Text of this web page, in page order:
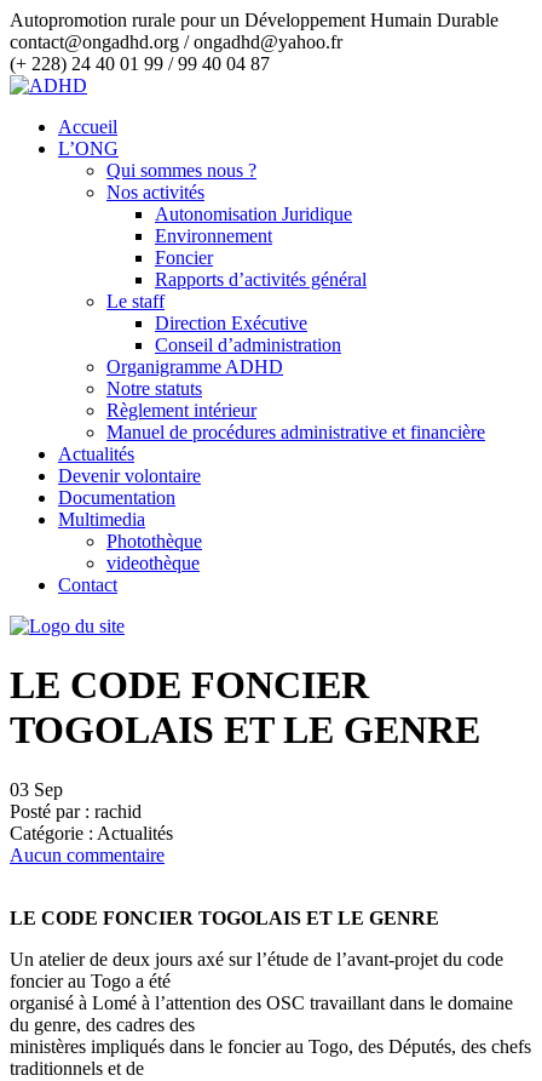
Autopromotion rurale pour un Développement Humain Durable
contact@ongadhd.org / ongadhd@yahoo.fr
(+ 228) 24 40 01 99 / 99 40 04 87
Accueil
L’ONG
Qui sommes nous ?
Nos activités
Autonomisation Juridique
Environnement
Foncier
Rapports d’activités général
Le staff
Direction Exécutive
Conseil d’administration
Organigramme ADHD
Notre statuts
Règlement intérieur
Manuel de procédures administrative et financière
Actualités
Devenir volontaire
Documentation
Multimedia
Photothèque
videothèque
Contact
LE CODE FONCIER
TOGOLAIS ET LE GENRE
03 Sep
Posté par : rachid
Catégorie : Actualités
Aucun commentaire
LE CODE FONCIER TOGOLAIS ET LE GENRE
Un atelier de deux jours axé sur l’étude de l’avant-projet du code
foncier au Togo a été
organisé à Lomé à l’attention des OSC travaillant dans le domaine
du genre, des cadres des
ministères impliqués dans le foncier au Togo, des Députés, des chefs
traditionnels et de